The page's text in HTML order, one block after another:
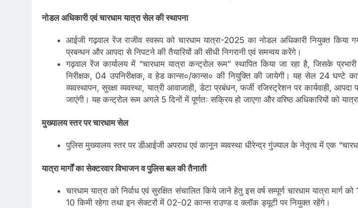
नोडल अधिकारी एवं चारधाम यात्रा सेल की स्थापना
आईजी गढ़वाल रेंज राजीव स्वरूप को चारधाम यात्रा-2025 का नोडल अधिकारी नियुक्त किया
प्रबन्धन और आपदा से निपटने की तैयारियों की सीधी निगरानी एवं समन्वय करेंगे।
गढ़वाल रेंज कार्यालय में “चारधाम यात्रा कन्ट्रोल रूम” स्थापित किया जा रहा है, जिसके
निरीक्षक, 04 उपनिरीक्षक, व हेड कान्स०/कान्स० की नियुक्ति की जायेगी। यह सेल 24 घण्टे
व्यवस्थापन, सुरक्षा व्यवस्था, यात्री आवाजाही, डेटा प्रबंधन, फर्जी रजिस्ट्रेशन पर कार्यवाही,
जाएंगी। यह कन्ट्रोल रूम अगले 5 दिनों में पूर्णतः सक्रिय हो जाएगा और वरिष्ठ अधिकारियों को
मुख्यालय स्तर पर चारधाम सेल
पुलिस मुख्यालय स्तर पर डीआईजी अपराध एवं कानून व्यवस्था धीरेन्द्र गुंज्याल के नेतृत्व में एक
यात्रा मार्गों का सेक्टरवार विभाजन व पुलिस बल की तैनाती
चारधाम यात्रा को निर्वाध एवं सुरक्षित संचालित किये जाने हेतु इस वर्ष सम्पूर्ण चारधाम यात्रा
10 किमी रहेगा तथा इन सेक्टरों में 02-02 कान्स राउण्ड द क्लॉक ड्यूटी पर नियुक्त रहेंगे।